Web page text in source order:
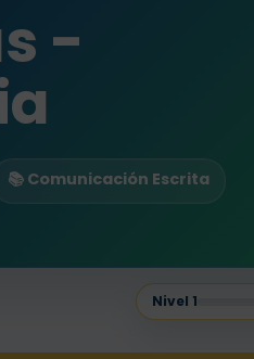
-
📚 Comunicación Escrita
Nivel 1